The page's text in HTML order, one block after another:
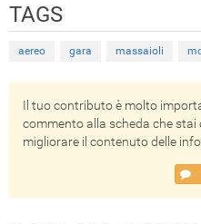
TAGS
aereo gara massaioli
Il tuo contributo è molto
commento alla scheda che
migliorare il contenuto delle